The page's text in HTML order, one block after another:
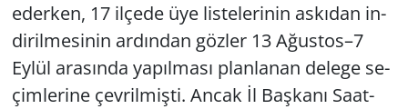
eder­ken, 17 il­çe­de üye lis­te­le­ri­nin as­kı­dan in­
di­ril­me­si­nin ar­dın­dan göz­ler 13 Ağus­tos–7
Eylül ara­sın­da ya­pıl­ma­sı plan­la­nan de­le­ge se­
çim­le­ri­ne çev­ril­miş­ti. Ancak İl Baş­ka­nı Sa­at­